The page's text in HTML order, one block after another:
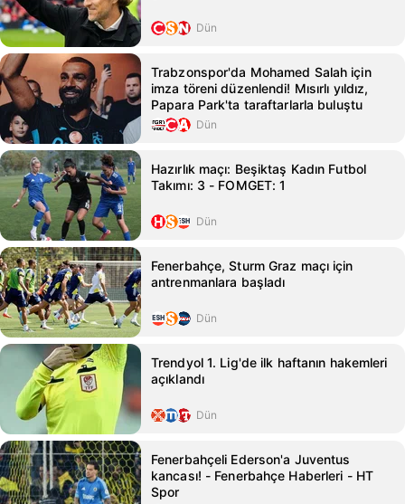
Dün
Trabzonspor'da Mohamed Salah için
imza töreni düzenlendi! Mısırlı yıldız,
Papara Park'ta taraftarlarla buluştu
Dün
Hazırlık maçı: Beşiktaş Kadın Futbol
Takımı: 3 - FOMGET: 1
Dün
Fenerbahçe, Sturm Graz maçı için
antrenmanlara başladı
Dün
Trendyol 1. Lig'de ilk haftanın hakemleri
açıklandı
Dün
Fenerbahçeli Ederson'a Juventus
kancası! - Fenerbahçe Haberleri - HT
Spor